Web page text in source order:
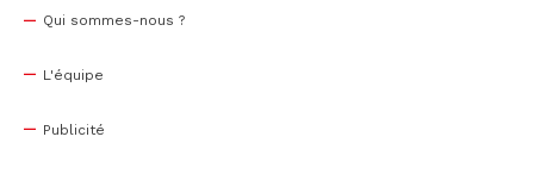
Qui sommes-nous ?
L'équipe
Publicité